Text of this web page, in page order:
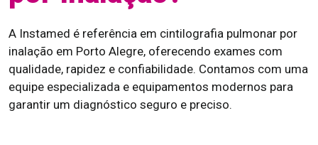
A Instamed é referência em cintilografia pulmonar por
inalação em Porto Alegre, oferecendo exames com
qualidade, rapidez e confiabilidade. Contamos com uma
equipe especializada e equipamentos modernos para
garantir um diagnóstico seguro e preciso.